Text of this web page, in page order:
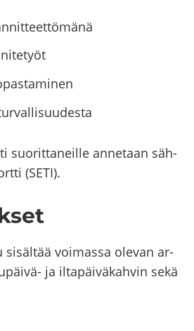
suo­rit­ta­neil­le an­ne­taan säh­
(SETI).
si­säl­tää voi­mas­sa ole­van ar­
ja il­ta­päi­vä­kah­vin sekä